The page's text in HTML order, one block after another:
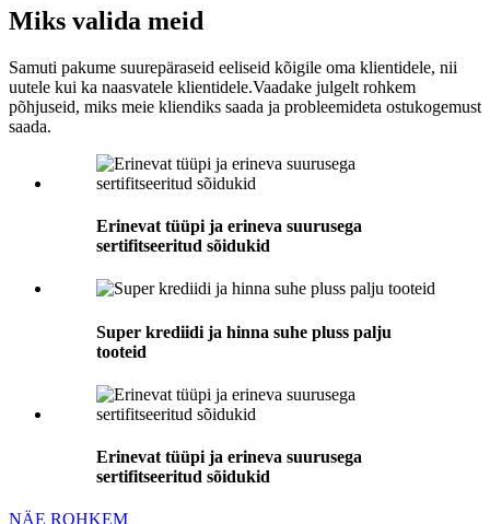
Miks valida meid
Samuti pakume suurepäraseid eeliseid kõigile oma klientidele, nii
uutele kui ka naasvatele klientidele.Vaadake julgelt rohkem
põhjuseid, miks meie kliendiks saada ja probleemideta ostukogemust
saada.
Erinevat tüüpi ja erineva suurusega
sertifitseeritud sõidukid
Super krediidi ja hinna suhe pluss palju
tooteid
Erinevat tüüpi ja erineva suurusega
sertifitseeritud sõidukid
NÄE ROHKEM